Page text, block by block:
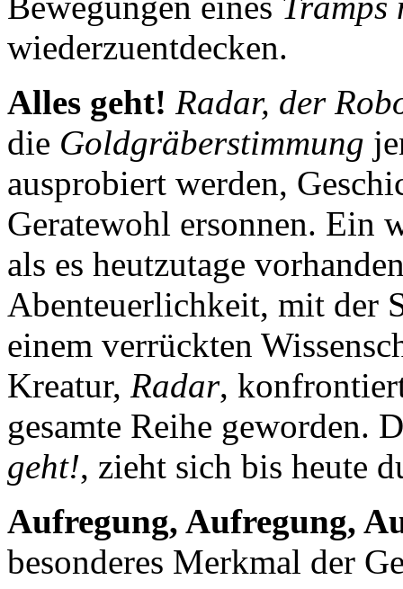
wiederzuentdecken.
Alles geht! Radar, der
die Goldgräberstimmung
ausprobiert werden,
Geratewohl ersonnen. Ein
als es heutzutage
Abenteuerlichkeit, mit der
einem verrückten
Kreatur, Radar,
gesamte Reihe geworden.
geht!, zieht sich bis heute
Aufregung, Aufregung,
besonderes Merkmal der